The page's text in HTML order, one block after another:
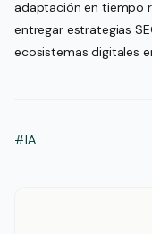
adaptación en tiempo
entregar estrategias
ecosistemas digitales
#IA